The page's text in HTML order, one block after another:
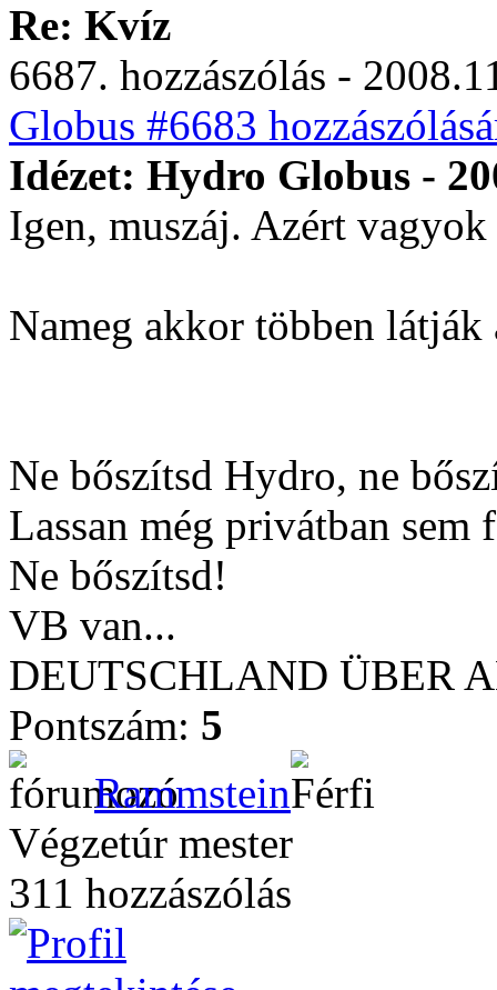
Re: Kvíz
6687. hozzászólás -
Globus #6683
Idézet: Hydro Globus -
Igen, muszáj. Azért
Nameg akkor többen
Ne bőszítsd Hydro, ne
Lassan még privátban
Ne bőszítsd!
VB van...
DEUTSCHLAND ÜBER
Pontszám: 5
Rammstein
Végzetúr mester
311 hozzászólás